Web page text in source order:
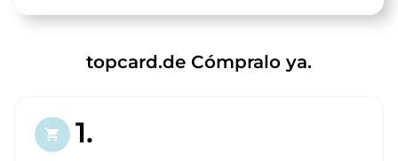
topcard.de Cómpralo ya.
shopping_cart 1.